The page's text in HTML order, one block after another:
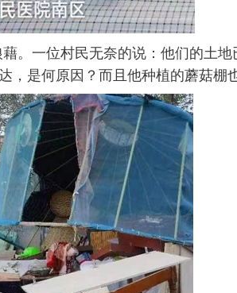
一位村民无奈的说：他们的土
是何原因？而且他种植的蘑菇棚